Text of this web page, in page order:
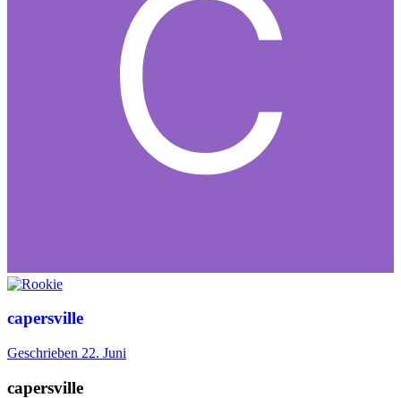
capersville
Geschrieben 22. Juni
capersville